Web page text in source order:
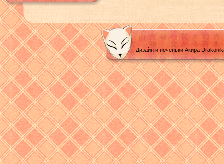
Дизайн и печеньки Акира